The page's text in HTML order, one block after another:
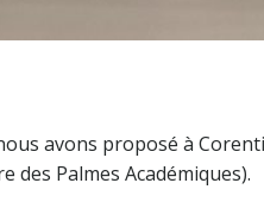
avons proposé à
des Palmes Académiques).